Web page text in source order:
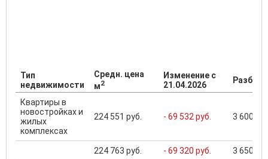
Тип
недвижимости
Средн. цена
м2
Изменение с
21.04.2026
Квартиры в
новостройках и
жилых
комплексах
224 551 руб. - 69 532 руб. 3 600
224 763 руб. - 69 320 руб. 3 650